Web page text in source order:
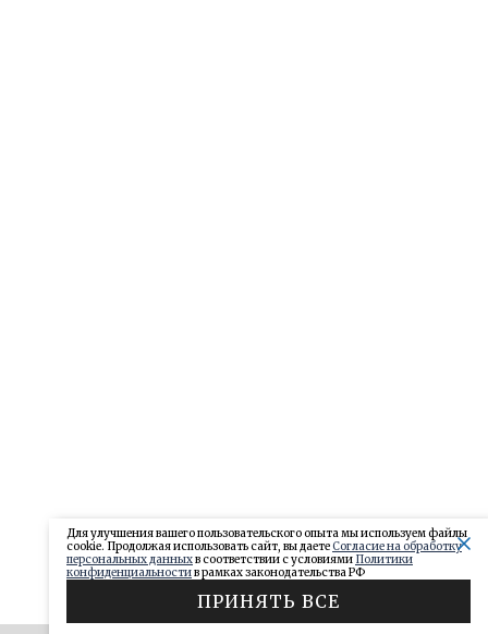
Для улучшения вашего пользовательского опыта мы используем файлы
cookie. Продолжая использовать сайт, вы даетеСогласие на обработку
персональных данныхв соответствии с условиями Политики
конфиденциальностив рамках законодательства РФ
ПРИНЯТЬ ВСЕ